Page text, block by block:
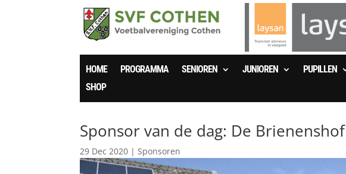
HOME PROGRAMMA SENIOREN JUNIOREN PUPILLEN
SHOP
Sponsor van de dag: De Brienenshof
29 Dec 2020 | Sponsoren